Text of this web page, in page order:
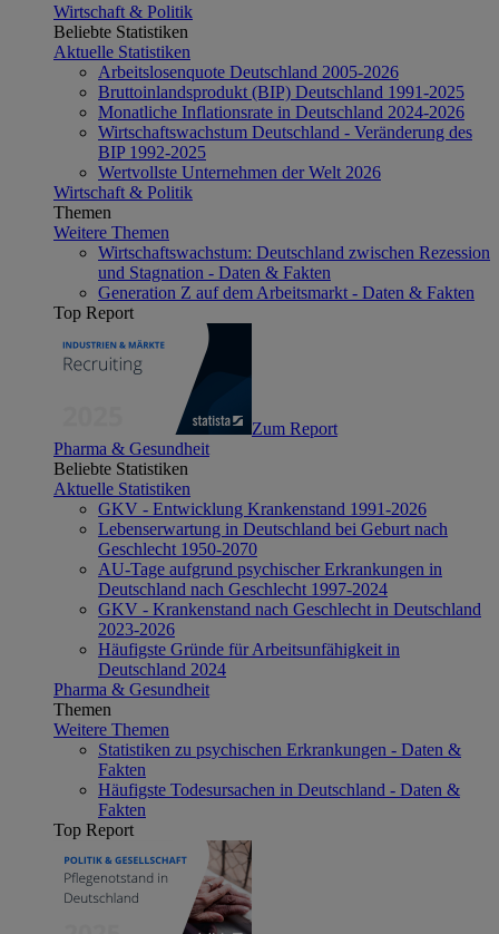
Wirtschaft & Politik
Beliebte Statistiken
Aktuelle Statistiken
Arbeitslosenquote Deutschland 2005-2026
Bruttoinlandsprodukt (BIP) Deutschland 1991-2025
Monatliche Inflationsrate in Deutschland 2024-2026
Wirtschaftswachstum Deutschland - Veränderung des
BIP 1992-2025
Wertvollste Unternehmen der Welt 2026
Wirtschaft & Politik
Themen
Weitere Themen
Wirtschaftswachstum: Deutschland zwischen Rezession
und Stagnation - Daten & Fakten
Generation Z auf dem Arbeitsmarkt - Daten & Fakten
Top Report
Zum Report
Pharma & Gesundheit
Beliebte Statistiken
Aktuelle Statistiken
GKV - Entwicklung Krankenstand 1991-2026
Lebenserwartung in Deutschland bei Geburt nach
Geschlecht 1950-2070
AU-Tage aufgrund psychischer Erkrankungen in
Deutschland nach Geschlecht 1997-2024
GKV - Krankenstand nach Geschlecht in Deutschland
2023-2026
Häufigste Gründe für Arbeitsunfähigkeit in
Deutschland 2024
Pharma & Gesundheit
Themen
Weitere Themen
Statistiken zu psychischen Erkrankungen - Daten &
Fakten
Häufigste Todesursachen in Deutschland - Daten &
Fakten
Top Report